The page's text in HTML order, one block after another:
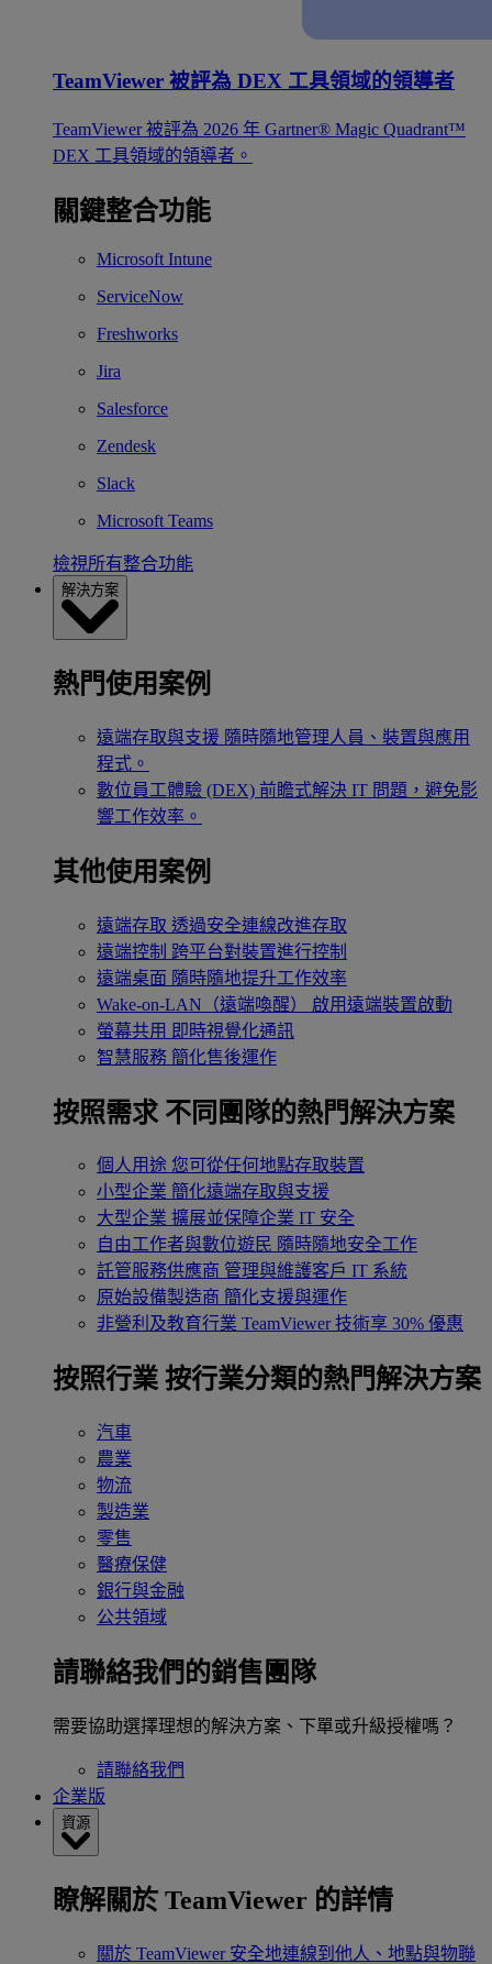
TeamViewer 被評為 DEX 工具領域的領導者
TeamViewer 被評為 2026 年 Gartner® Magic Quadrant™
DEX 工具領域的領導者。
關鍵整合功能
Microsoft Intune
ServiceNow
Freshworks
Jira
Salesforce
Zendesk
Slack
Microsoft Teams
檢視所有整合功能
解決方案
熱門使用案例
遠端存取與支援 隨時隨地管理人員、裝置與應用
程式。
數位員工體驗 (DEX) 前瞻式解決 IT 問題，避免影
響工作效率。
其他使用案例
遠端存取 透過安全連線改進存取
遠端控制 跨平台對裝置進行控制
遠端桌面 隨時隨地提升工作效率
Wake-on-LAN（遠端喚醒）
啟用遠端裝置啟動
螢幕共用 即時視覺化通訊
智慧服務 簡化售後運作
按照需求 不同團隊的熱門解決方案
個人用途 您可從任何地點存取裝置
小型企業 簡化遠端存取與支援
大型企業 擴展並保障企業 IT 安全
自由工作者與數位遊民 隨時隨地安全工作
託管服務供應商 管理與維護客戶 IT 系統
原始設備製造商 簡化支援與運作
非營利及教育行業 TeamViewer 技術享 30% 優惠
按照行業 按行業分類的熱門解決方案
汽車
農業
物流
製造業
零售
醫療保健
銀行與金融
公共領域
請聯絡我們的銷售團隊
需要協助選擇理想的解決方案、下單或升級授權嗎？
請聯絡我們
企業版
資源
瞭解關於 TeamViewer 的詳情
關於 TeamViewer 安全地連線到他人、地點與物聯